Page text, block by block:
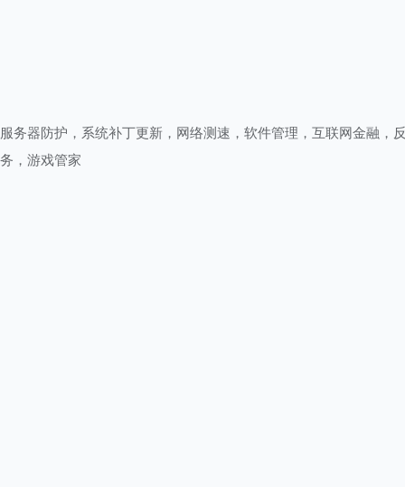
服务器防护，系统补丁更新，网络测速，软件管理，互联网金融，
务，游戏管家